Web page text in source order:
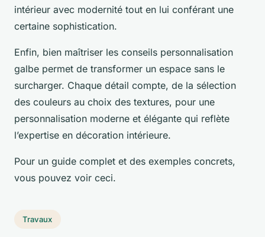
intérieur avec modernité tout en lui conférant une
certaine sophistication.
Enfin, bien maîtriser les conseils personnalisation
galbe permet de transformer un espace sans le
surcharger. Chaque détail compte, de la sélection
des couleurs au choix des textures, pour une
personnalisation moderne et élégante qui reflète
l’expertise en décoration intérieure.
Pour un guide complet et des exemples concrets,
vous pouvez voir ceci.
Travaux